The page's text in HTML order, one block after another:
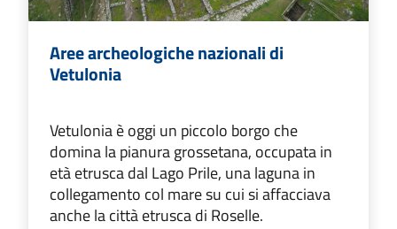
Aree archeologiche nazionali di
Vetulonia
Vetulonia è oggi un piccolo borgo che
domina la pianura grossetana, occupata in
età etrusca dal Lago Prile, una laguna in
collegamento col mare su cui si affacciava
anche la città etrusca di Roselle.